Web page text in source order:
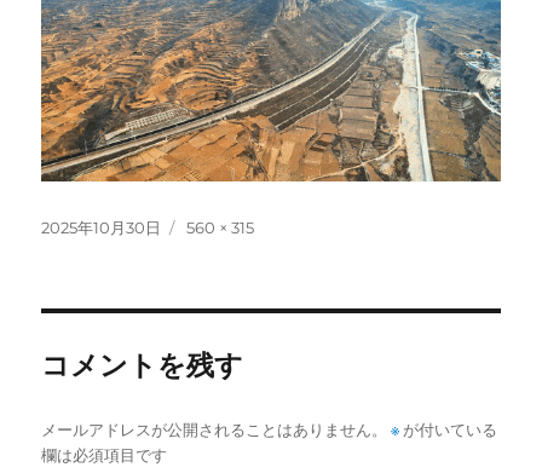
投
2025年10月30日
フ
560 × 315
コメントを残す
メールアドレスが公開されることはありません。 ※ が付いている
欄は必須項目です